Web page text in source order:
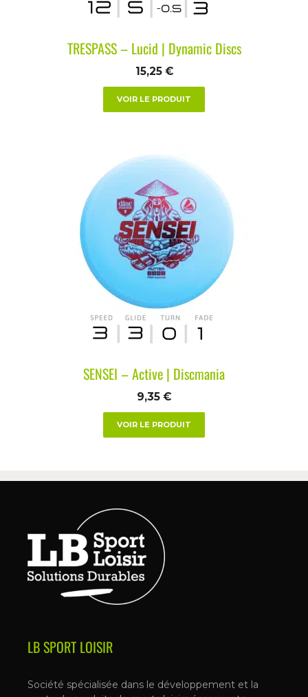
TRESPASS – Lucid | Dynamic Discs
15,25 €
VOIR LE PRODUIT
SENSEI – Active | Discmania
9,35 €
VOIR LE PRODUIT
LB SPORT LOISIR
Société spécialisée dans le développement et la